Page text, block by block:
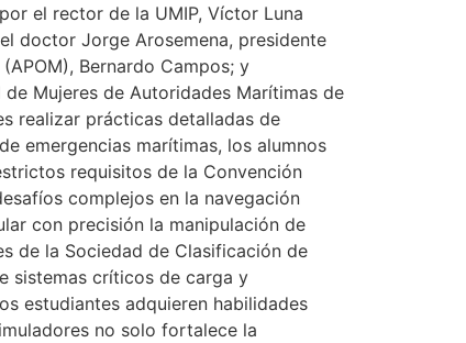
el rector de la UMIP, Víctor Luna
doctor Jorge Arosemena, presidente
Bernardo Campos; y
Mujeres de Autoridades Marítimas de
realizar prácticas detalladas de
emergencias marítimas, los alumnos
requisitos de la Convención
complejos en la navegación
con precisión la manipulación de
de la Sociedad de Clasificación de
sistemas críticos de carga y
estudiantes adquieren habilidades
no solo fortalece la